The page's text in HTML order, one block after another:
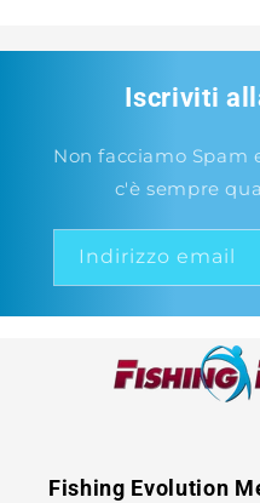
Iscriviti
Non facciamo Spam
c'è sempre
Indirizzo email
Fishing Evolution